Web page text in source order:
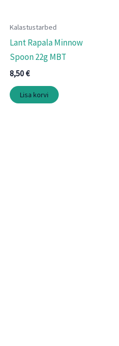
Kalastustarbed
Lant Rapala Minnow
Spoon 22g MBT
8,50€
Lisa korvi